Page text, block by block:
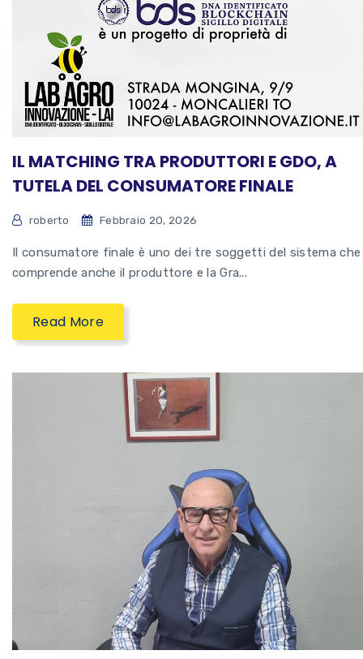
IL MATCHING TRA PRODUTTORI E GDO, A
TUTELA DEL CONSUMATORE FINALE
roberto Febbraio 20, 2026
Il consumatore finale è uno dei tre soggetti del sistema che
comprende anche il produttore e la Gra...
Read More